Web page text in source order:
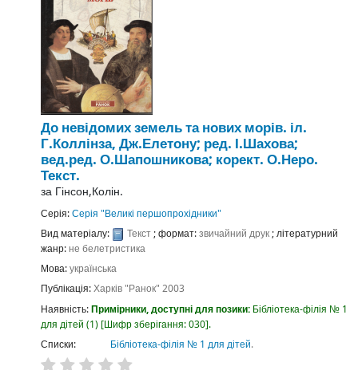
До невідомих земель та нових морів. іл.
Г.Коллінза, Дж.Елетону; ред. І.Шахова;
вед.ред. О.Шапошникова; корект. О.Неро.
Текст.
за Гінсон,Колін.
Серія:Серія "Великі першопрохідники"
Вид матеріалу:
Текст; формат:звичайний друк; літературний
жанр:не белетристика
Мова:українська
Публікація:Харків"Ранок" 2003
Наявність:Примірники, доступні для позики: Бібліотека-філія № 1
для дітей (1) Шифр зберігання:030 .
Списки:
Бібліотека-філія № 1 для дітей.